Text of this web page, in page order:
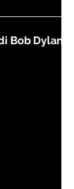
Bob Dylan